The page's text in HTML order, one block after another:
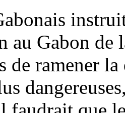
au Gabon de
de ramener